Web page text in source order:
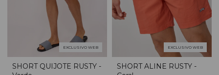
EXCLUSIVO WEB
SHORT QUIJOTE RUSTY -
EXCLUSIVO WEB
SHORT ALINE RUSTY -